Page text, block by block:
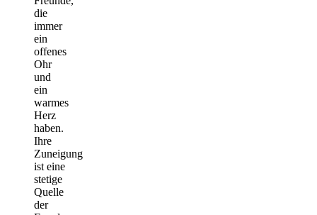
die
immer
ein
offenes
Ohr
und
ein
warmes
Herz
haben.
Ihre
Zuneigung
ist eine
stetige
Quelle
der